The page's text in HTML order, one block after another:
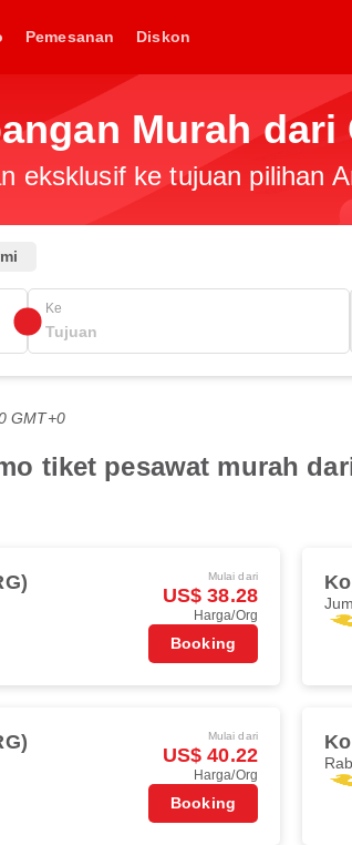
Pemesanan Diskon
Murah dari
eksklusif ke tujuan pilihan
Ke
GMT+0
tiket pesawat murah
Mulai dari
US$ 38.28
Harga/Org
Booking
Mulai dari
US$ 40.22
Harga/Org
Booking